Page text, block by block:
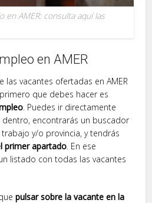
en AMER: consulta aquí las
en AMER
las vacantes ofertadas en AMER
que debes hacer es
. Puedes ir directamente
dentro, encontrarás un buscador
y/o provincia, y tendrás
primer apartado . En ese
listado con todas las vacantes
pulsar sobre la vacante en la